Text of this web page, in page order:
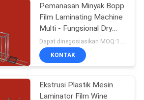
Pemanasan Minyak Bopp
Film Laminating Machine
Multi - Fungsional Dry
Plastic
Dapat dinegosiasikan MOQ:1 Set / set
KONTAK
Ekstrusi Plastik Mesin
Laminator Film Wine